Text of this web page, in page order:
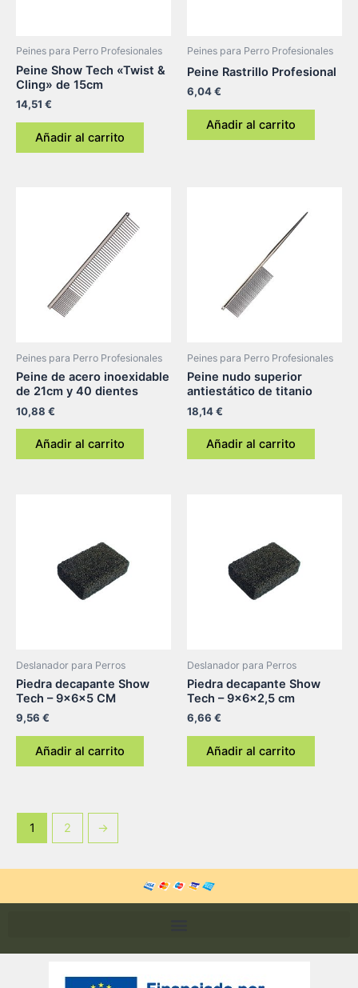
Peines para Perro Profesionales
Peine Show Tech «Twist &
Cling» de 15cm
14,51 €
Añadir al carrito
Peines para Perro Profesionales
Peine Rastrillo Profesional
6,04€
Añadir al carrito
Peines para Perro Profesionales
Peine de acero inoexidable
de 21cm y 40 dientes
10,88 €
Añadir al carrito
Peines para Perro Profesionales
Peine nudo superior
antiestático de titanio
18,14€
Añadir al carrito
Deslanador para Perros
Piedra decapante Show
Tech – 9x6x5 CM
9,56 €
Añadir al carrito
Deslanador para Perros
Piedra decapante Show
Tech – 9x6x2,5 cm
6,66 €
Añadir al carrito
1 2 →